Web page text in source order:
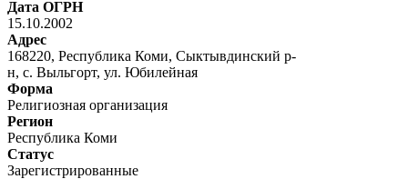
Дата ОГРН
15.10.2002
Адрес
168220, Республика Коми, Сыктывдинский р-
н, с. Выльгорт, ул. Юбилейная
Форма
Религиозная организация
Регион
Республика Коми
Статус
Зарегистрированные